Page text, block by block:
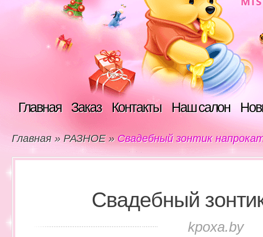
Главная Заказ Контакты Наш салон
Главная » РАЗНОЕ »Свадебный зонтик
Свадебный
kpoxa.by